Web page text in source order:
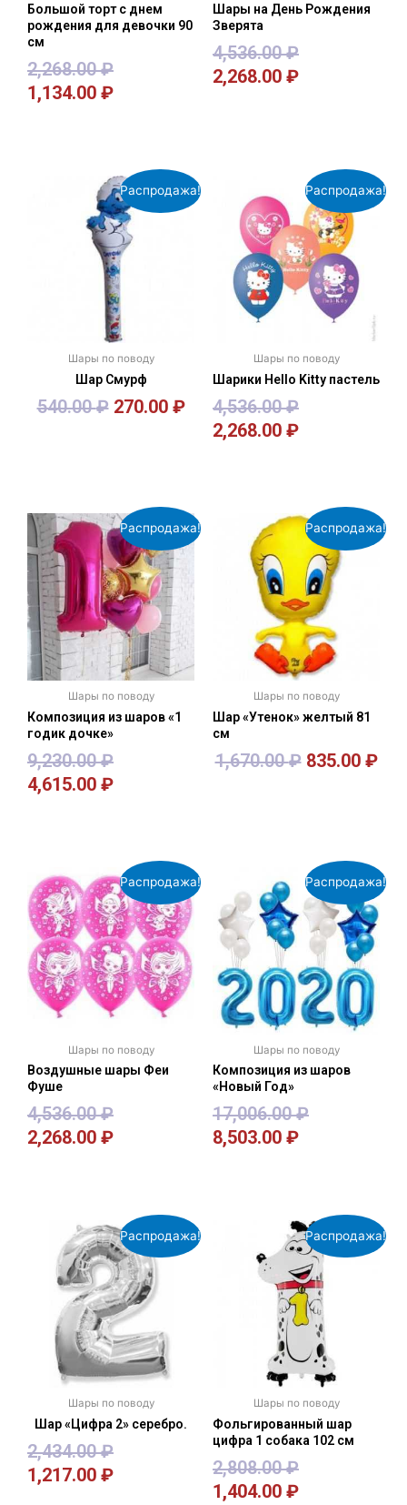
Большой торт с днем
рождения для девочки 90
см
2,268.00₽
1,134.00 ₽
Шары на День Рождения
Зверята
4,536.00₽
2,268.00 ₽
Распродажа!
Шары по поводу
Шар Смурф
540.00₽ 270.00 ₽
Распродажа!
Шары по поводу
Шарики Hello Kitty пастель
4,536.00₽
2,268.00 ₽
Распродажа!
Шары по поводу
Композиция из шаров «1
годик дочке»
9,230.00₽
4,615.00 ₽
Распродажа!
Шары по поводу
Шар «Утенок» желтый 81
см
1,670.00₽ 835.00 ₽
Распродажа!
Шары по поводу
Воздушные шары Феи
Фуше
4,536.00₽
2,268.00 ₽
Распродажа!
Шары по поводу
Композиция из шаров
«Новый Год»
17,006.00₽
8,503.00 ₽
Распродажа!
Шары по поводу
Шар «Цифра 2» серебро.
2,434.00₽
1,217.00 ₽
Распродажа!
Шары по поводу
Фольгированный шар
цифра 1 собака 102 см
2,808.00₽
1,404.00 ₽